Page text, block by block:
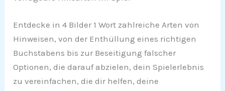
Entdecke in 4 Bilder 1 Wort zahlreiche Arten von
Hinweisen, von der Enthüllung eines richtigen
Buchstabens bis zur Beseitigung falscher
Optionen, die darauf abzielen, dein Spielerlebnis
zu vereinfachen, die dir helfen, deine